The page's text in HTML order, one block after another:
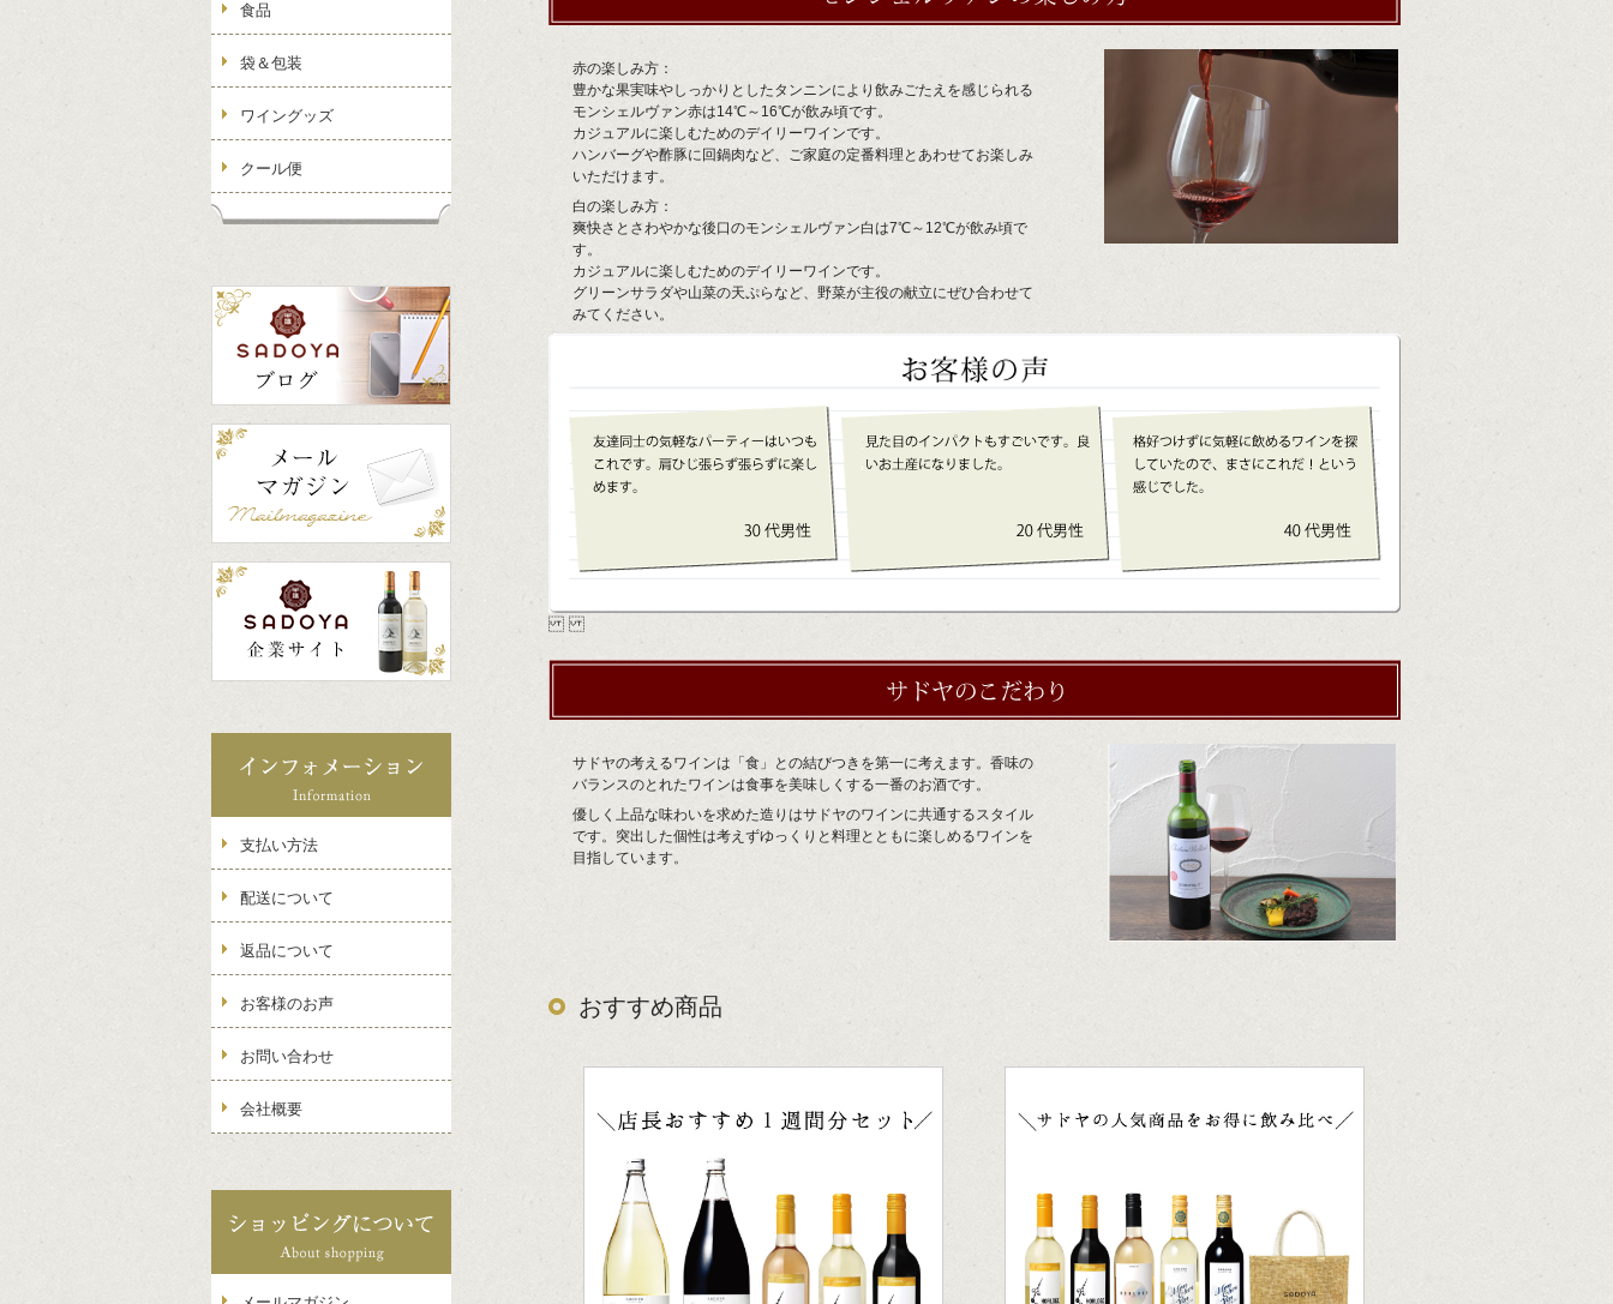
食品
袋＆包装
ワイングッズ
クール便
支払い方法
配送について
返品について
お客様のお声
お問い合わせ
会社概要
赤の楽しみ方：
豊かな果実味やしっかりとしたタンニンにより飲みごたえを感じられる
モンシェルヴァン赤は14℃～16℃が飲み頃です。
カジュアルに楽しむためのデイリーワインです。
ハンバーグや酢豚に回鍋肉など、ご家庭の定番料理とあわせてお楽しみ
いただけます。
白の楽しみ方：
爽快さとさわやかな後口のモンシェルヴァン白は7℃～12℃が飲み頃で
す。
カジュアルに楽しむためのデイリーワインです。
グリーンサラダや山菜の天ぷらなど、野菜が主役の献立にぜひ合わせて
みてください。
サドヤの考えるワインは「食」との結びつきを第一に考えます。香味の
バランスのとれたワインは食事を美味しくする一番のお酒です。
優しく上品な味わいを求めた造りはサドヤのワインに共通するスタイル
です。突出した個性は考えずゆっくりと料理とともに楽しめるワインを
目指しています。
おすすめ商品